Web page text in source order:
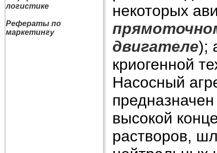
логистике
Рефераты по
маркетингу
некоторых
двигателе);
криогенной
Насосный
высокой
растворов,